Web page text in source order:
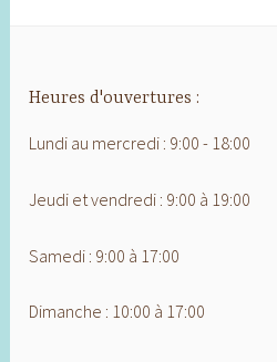
Heures d'ouvertures :
Lundi au mercredi : 9:00 - 18:00
Jeudi et vendredi : 9:00 à 19:00
Samedi : 9:00 à 17:00
Dimanche : 10:00 à 17:00